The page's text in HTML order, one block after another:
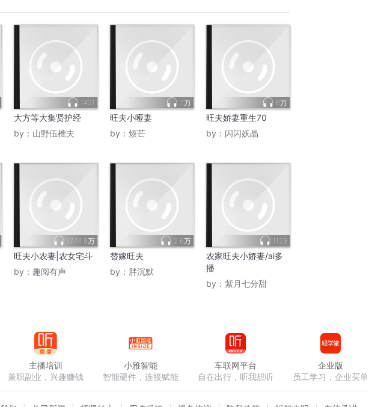
1421
大方等大集贤护经
by： 山野伍樵夫
7万
旺夫小哑妻
by： 烦芒
6万
旺夫娇妻重生70
by： 闪闪妖晶
1774.9万
旺夫小农妻|农女宅斗
by： 趣阅有声
2.6万
替嫁旺夫
by： 胖沉默
1129
农家旺夫小娇妻/ai多
播
by： 紫月七分甜
主播培训
兼职副业，兴趣赚钱
小雅智能
智能硬件，连接赋能
车联网平台
自在出行，听我想听
企业版
员工学习，企业买单